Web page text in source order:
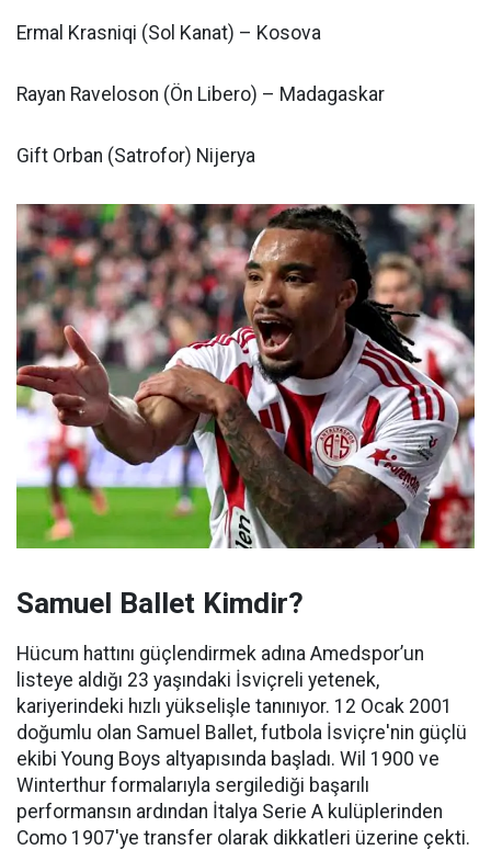
Ermal Krasniqi (Sol Kanat) – Kosova
Rayan Raveloson (Ön Libero) – Madagaskar
Gift Orban (Satrofor) Nijerya
Samuel Ballet Kimdir?
Hücum hattını güçlendirmek adına Amedspor’un
listeye aldığı 23 yaşındaki İsviçreli yetenek,
kariyerindeki hızlı yükselişle tanınıyor. 12 Ocak 2001
doğumlu olan Samuel Ballet, futbola İsviçre'nin güçlü
ekibi Young Boys altyapısında başladı. Wil 1900 ve
Winterthur formalarıyla sergilediği başarılı
performansın ardından İtalya Serie A kulüplerinden
Como 1907'ye transfer olarak dikkatleri üzerine çekti.